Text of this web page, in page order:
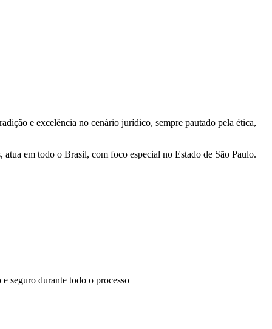
e excelência no cenário jurídico, sempre pautado pela ética,
em todo o Brasil, com foco especial no Estado de São Paulo.
seguro durante todo o processo